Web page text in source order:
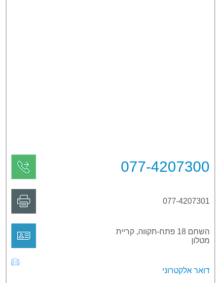
077-4207300
077-4207301
השחם 18 פתח-תקווה, קריית
מטלון
דואר אלקטרוני